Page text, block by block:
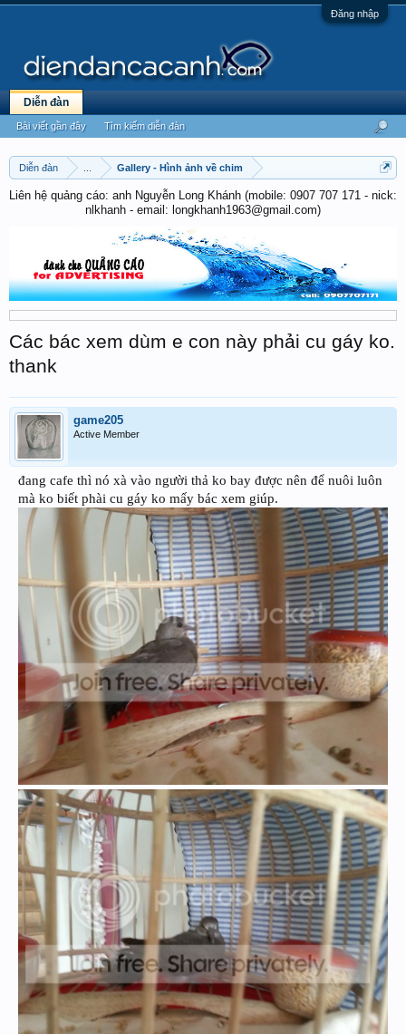
Đăng nhập
Diễn đàn Gallery - Hình ảnh về chim
Liên hệ quảng cáo: anh Nguyễn Long Khánh (mobile: 0907 707 171 - nick:
nlkhanh - email: longkhanh1963@gmail.com)
Các bác xem dùm e con này phải cu gáy ko.
thank
game205
Active Member
đang cafe thì nó xà vào người thả ko bay được nên để nuôi luôn
mà ko biết phài cu gáy ko mấy bác xem giúp.
Diễn đàn
Bài viết gần đây Tìm kiếm diễn đàn